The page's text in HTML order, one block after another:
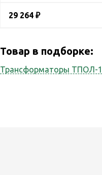
29 264 ₽
Товар в подборке:
Трансформаторы ТПОЛ-